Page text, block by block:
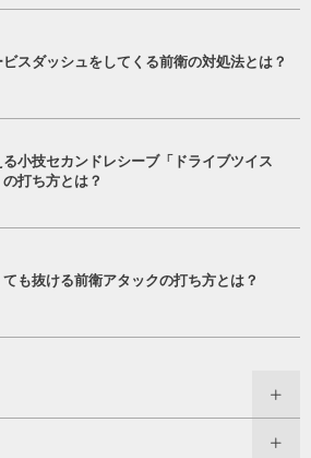
ビスダッシュをしてくる前衛の対処法とは？
る小技セカンドレシーブ「ドライブツイス
の打ち方とは？
ても抜ける前衛アタックの打ち方とは？